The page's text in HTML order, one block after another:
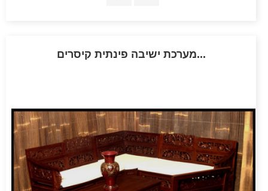
מערכת ישיבה פינתית קיסרים...